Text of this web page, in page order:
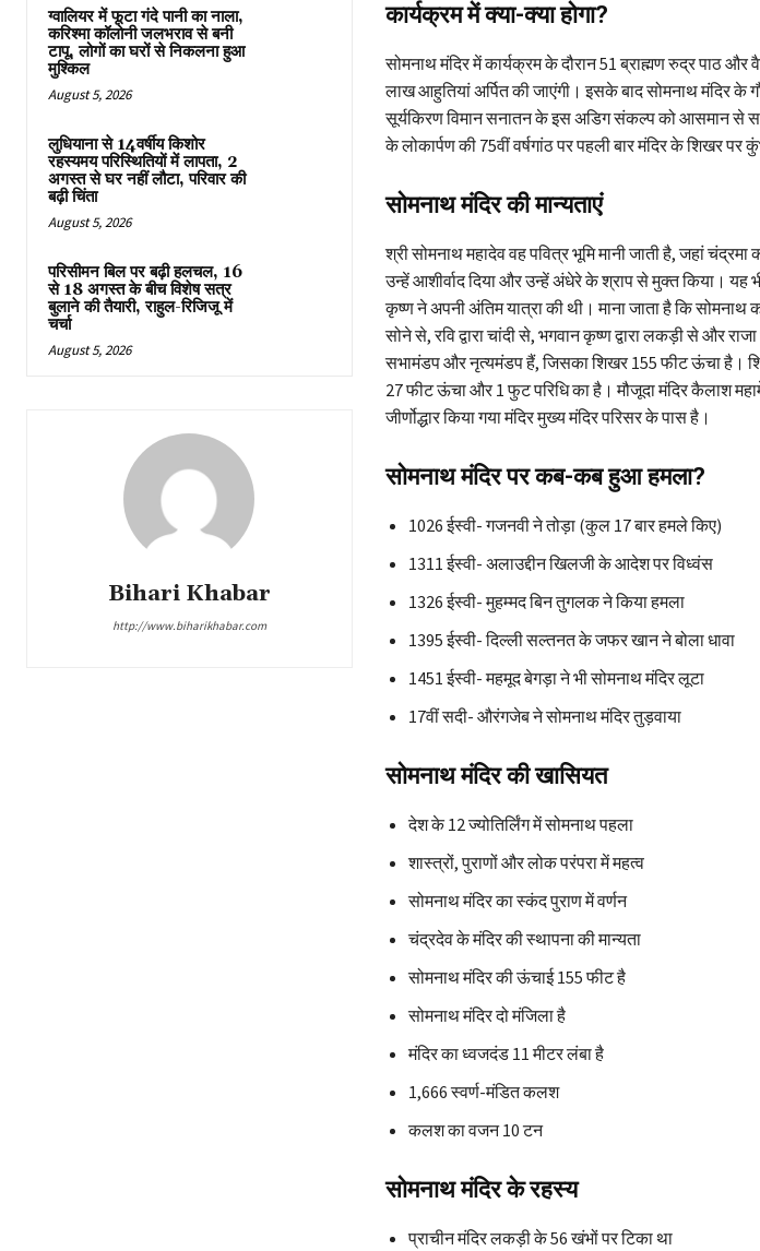
ग्वालियर में फूटा गंदे पानी का नाला,
करिश्मा कॉलोनी जलभराव से बनी
टापू, लोगों का घरों से निकलना हुआ
मुश्किल
August 5, 2026
लुधियाना से 14वर्षीय किशोर
रहस्यमय परिस्थितियों में लापता, 2
अगस्त से घर नहीं लौटा, परिवार की
बढ़ी चिंता
August 5, 2026
परिसीमन बिल पर बढ़ी हलचल, 16
से 18 अगस्त के बीच विशेष सत्र
बुलाने की तैयारी, राहुल-रिजिजू में
चर्चा
August 5, 2026
Bihari Khabar
http://www.biharikhabar.com
कार्यक्रम में क्या-क्या होगा?
सोमनाथ मंदिर में कार्यक्रम के दौरान 51 ब्राह्मण रुद्र पाठ और
लाख आहुतियां अर्पित की जाएंगी। इसके बाद सोमनाथ मंदिर के
सूर्यकिरण विमान सनातन के इस अडिग संकल्प को आसमान से
के लोकार्पण की 75वीं वर्षगांठ पर पहली बार मंदिर के शिखर पर
सोमनाथ मंदिर की मान्यताएं
श्री सोमनाथ महादेव वह पवित्र भूमि मानी जाती है, जहां
उन्हें आशीर्वाद दिया और उन्हें अंधेरे के श्राप से मुक्त किया। यह
कृष्ण ने अपनी अंतिम यात्रा की थी। माना जाता है कि सोमनाथ
सोने से, रवि द्वारा चांदी से, भगवान कृष्ण द्वारा लकड़ी से और
सभामंडप और नृत्यमंडप हैं, जिसका शिखर 155 फीट ऊंचा
27 फीट ऊंचा और 1 फुट परिधि का है। मौजूदा मंदिर कैलाश
जीर्णोद्धार किया गया मंदिर मुख्य मंदिर परिसर के पास है।
सोमनाथ मंदिर पर कब-कब हुआ हमला?
1026 ईस्वी- गजनवी ने तोड़ा (कुल 17 बार हमले किए)
1311 ईस्वी- अलाउद्दीन खिलजी के आदेश पर विध्वंस
1326 ईस्वी- मुहम्मद बिन तुगलक ने किया हमला
1395 ईस्वी- दिल्ली सल्तनत के जफर खान ने बोला धावा
1451 ईस्वी- महमूद बेगड़ा ने भी सोमनाथ मंदिर लूटा
17वीं सदी- औरंगजेब ने सोमनाथ मंदिर तुड़वाया
सोमनाथ मंदिर की खासियत
देश के 12 ज्योतिर्लिंग में सोमनाथ पहला
शास्त्रों, पुराणों और लोक परंपरा में महत्व
सोमनाथ मंदिर का स्कंद पुराण में वर्णन
चंद्रदेव के मंदिर की स्थापना की मान्यता
सोमनाथ मंदिर की ऊंचाई 155 फीट है
सोमनाथ मंदिर दो मंजिला है
मंदिर का ध्वजदंड 11 मीटर लंबा है
1,666 स्वर्ण-मंडित कलश
कलश का वजन 10 टन
सोमनाथ मंदिर के रहस्य
प्राचीन मंदिर लकड़ी के 56 खंभों पर टिका था